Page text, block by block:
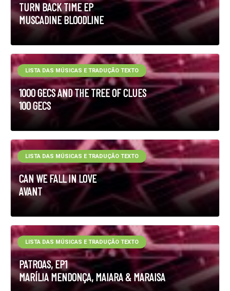
TURN BACK TIME EP
MUSCADINE BLOODLINE
1000 GECS AND THE TREE OF CLUES
100 GECS
LISTA DAS MÚSICAS E TRADUÇÃO TEXTO
CAN WE FALL IN LOVE
AVANT
LISTA DAS MÚSICAS E TRADUÇÃO TEXTO
PATROAS, EP1
MARÍLIA MENDONÇA, MAIARA & MARAISA
LISTA DAS MÚSICAS E TRADUÇÃO TEXTO